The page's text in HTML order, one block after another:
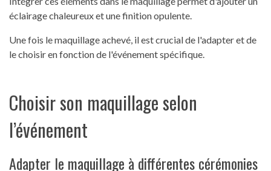
éclairage chaleureux et une finition opulente.
Une fois le maquillage achevé, il est crucial de l'adapter et de
le choisir en fonction de l'événement spécifique.
Choisir son maquillage selon
l’événement
Adapter le maquillage à différentes cérémonies